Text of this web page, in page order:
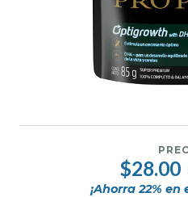
$28.00
¡Ahorra 22% en